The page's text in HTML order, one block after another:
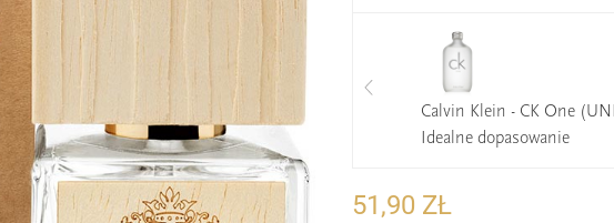
Calvin Klein - CK One
Idealne dopasowanie
51,90 ZŁ